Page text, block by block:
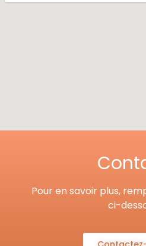
Pour en savoir plus,
ci-